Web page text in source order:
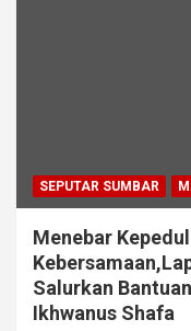
SEPUTAR SUMBAR
Menebar
Salurkan
Ikhwanus Shafa